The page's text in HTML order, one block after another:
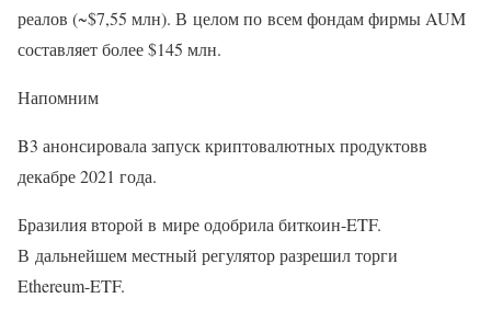
реалов (~$7,55 млн). В целом по всем фондам фирмы AUM
составляет более $145 млн.
Напомним
B3 анонсировала запуск криптовалютных продуктовв
декабре 2021 года.
Бразилия второй в мире одобрила биткоин-ETF.
В дальнейшем местный регулятор разрешил торги
Ethereum-ETF.